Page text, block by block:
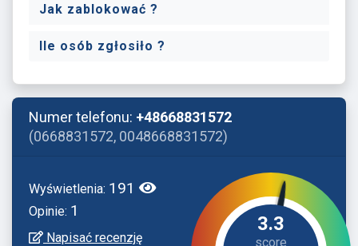
Jak zablokować ?
Ile osób zgłosiło ?
Numer telefonu: +48668831572
(0668831572, 0048668831572)
Wyświetlenia: 191
Opinie: 1
Napisać recenzję
3.3